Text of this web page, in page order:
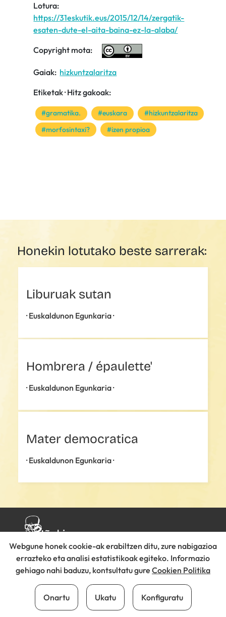
Lotura:
https://31eskutik.eus/2015/12/14/zergatik-
esaten-dute-el-aita-baina-ez-la-alaba/
Copyright mota:
Gaiak: hizkuntzalaritza
Etiketak · Hitz gakoak:
#gramatika. #euskara
#hizkuntzalaritza
#morfosintaxi?
#izen propioa
Honekin lotutako beste sarrerak:
Liburuak sutan
· Euskaldunon Egunkaria ·
Hombrera / épaulette'
· Euskaldunon Egunkaria ·
Mater democratica
· Euskaldunon Egunkaria ·
politika
Cookien konfigurazioa aldatu
Webgune honek cookie-ak erabiltzen ditu, zure nabigazioa
errazteko eta analisi estatistikoak egiteko. Informazio
gehiago nahi baduzu, kontsultatu gure Cookien Politika
Onartu Ukatu Konfiguratu